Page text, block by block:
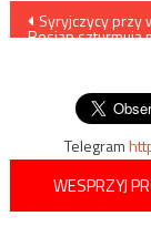
Syryjczycy przy
Rosjan szturmują
Telegram
WESPRZYJ